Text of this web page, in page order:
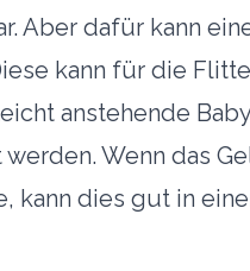
Aber dafür kann
kann für die
anstehende
Wenn das
kann dies gut in